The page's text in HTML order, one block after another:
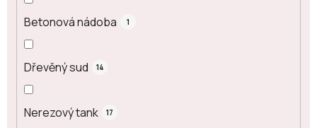
Betonová nádoba 1
Dřevěný sud 14
Nerezový tank 17